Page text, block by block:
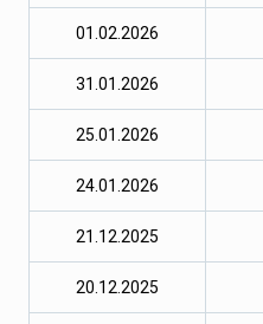
01.02.2026
31.01.2026
25.01.2026
24.01.2026
21.12.2025
20.12.2025